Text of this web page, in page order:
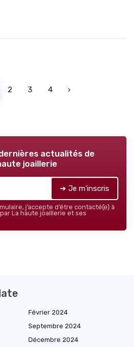
2 3 4 ›
actualités de
joaillerie
➔ Je m'inscris
j’accepte d’être contacté(e) à
La haute joaillerie et ses
Février 2024
Septembre 2024
Décembre 2024